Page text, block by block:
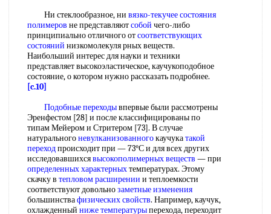
Ни стеклообразное, ни вязко-текучее состояния
полимеров не представляютсобой чего-либо
принципиально отличного отсоответствующих
состояний низкомолекуля рных веществ.
Наибольший интерес для науки и техники
представляет высокоэластическое, каучукоподобное
состояние, о котором нужно рассказать подробнее.
[c.10]
Подобные переходывпервые были рассмотрены
Эренфестом [28] и после классифицированы по
типам Мейером и Стритером [73]. В случае
натуральногоневулканизованногокаучукатакой
переходпроисходит при — 73°С и для всех других
исследовавшихсявысокополимерных веществ — при
определенных характерныхтемпературах. Этому
скачку в тепловом расширении и теплоемкости
соответствуют довольнозаметные изменения
большинствафизических свойств. Например, каучук,
охлажденный ниже температурыперехода, переходит